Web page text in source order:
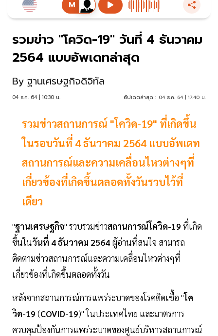
รวมข่าว "โควิด-19" วันที่ 4 ธันวาคม
2564 แบบอัพเดทล่าสุด
By ฐานเศรษฐกิจดิจิทัล
04 ธ.ค. 64 | 10:30 น. อัปเดตล่าสุด : 04 ธ.ค. 64 | 17:40 น.
รวมข่าวสถานการณ์ "โควิด-19" ที่เกิดขึ้น
ในรอบวันที่ 4 ธันวาคม 2564 แบบอัพเดท
สถานการณ์และความเคลื่อนไหวต่างๆที่
เกี่ยวข้องที่เกิดขึ้นตลอดทั้งวันรวบไว้ที่
เดียว
"ฐานเศรษฐกิจ" รวบรวมข่าวสถานการณ์โควิด-19 ที่เกิด
ขึ้นในวันที่ 4 ธันวาคม 2564 ผู้อ่านที่สนใจ สามารถ
ติดตามข่าวสถานการณ์และความเคลื่อนไหวต่างๆที่
เกี่ยวข้องที่เกิดขึ้นตลอดทั้งวัน
หลังจากสถานการณ์การแพร่ระบาดของโรคติดเชื้อ "โค
วิด-19 (COVID-19)" ในประเทศไทย และมาตรการ
ควบคุมป้องกันการแพร่ระบาดของศูนย์บริหารสถานการณ์